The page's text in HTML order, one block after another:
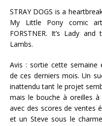
STRAY DOGS is a
My Little Pony comic
FORSTNER. It’s Lady
Lambs.
Avis : sortie cette semaine
de ces derniers mois. Un
inattendu tant le projet
mais le bouche à oreilles
avec des scores de ventes
et un Steve sous le